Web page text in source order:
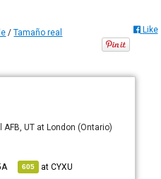
/Tamaño real Like
AFB, UT at London (Ontario)
605 atCYXU